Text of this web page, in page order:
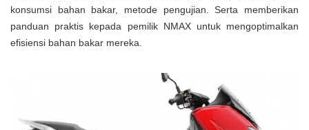
konsumsi bahan bakar, metode pengujian. Serta memberikan
panduan praktis kepada pemilik NMAX untuk mengoptimalkan
efisiensi bahan bakar mereka.